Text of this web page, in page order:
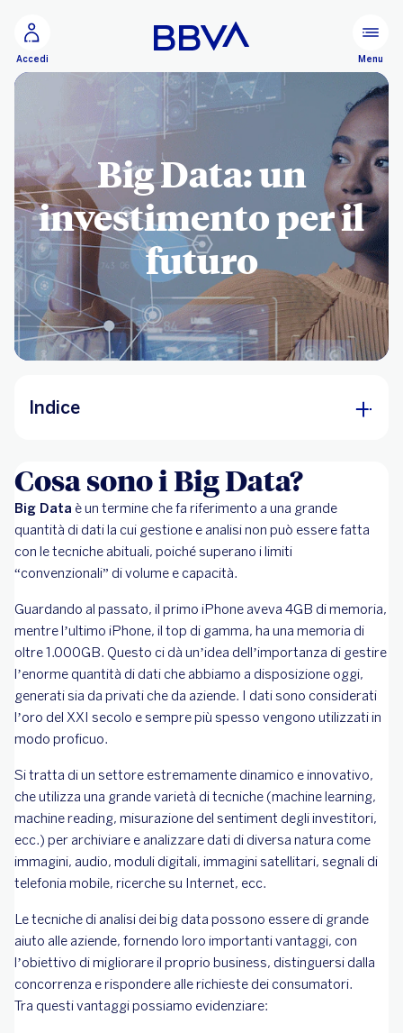
Configurare
Accedi Menu
Big Data: un
investimento per il
futuro
Indice
Investire nei Big Data
Trasforma i tuoi risparmi in opportunità con
BBVA
Cosa sono i Big Data?
Big Data è un termine che fa riferimento a una grande
quantità di dati la cui gestione e analisi non può essere fatta
con le tecniche abituali, poiché superano i limiti
“convenzionali” di volume e capacità.
Guardando al passato, il primo iPhone aveva 4GB di memoria,
mentre l’ultimo iPhone, il top di gamma, ha una memoria di
oltre 1.000GB. Questo ci dà un’idea dell’importanza di gestire
l’enorme quantità di dati che abbiamo a disposizione oggi,
generati sia da privati che da aziende. I dati sono considerati
l’oro del XXI secolo e sempre più spesso vengono utilizzati in
modo proficuo.
Si tratta di un settore estremamente dinamico e innovativo,
che utilizza una grande varietà di tecniche (machine learning,
machine reading, misurazione del sentiment degli investitori,
ecc.) per archiviare e analizzare dati di diversa natura come
immagini, audio, moduli digitali, immagini satellitari, segnali di
telefonia mobile, ricerche su Internet, ecc.
Le tecniche di analisi dei big data possono essere di grande
aiuto alle aziende, fornendo loro importanti vantaggi, con
l’obiettivo di migliorare il proprio business, distinguersi dalla
concorrenza e rispondere alle richieste dei consumatori.
Tra questi vantaggi possiamo evidenziare: